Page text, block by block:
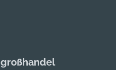
metallfreier